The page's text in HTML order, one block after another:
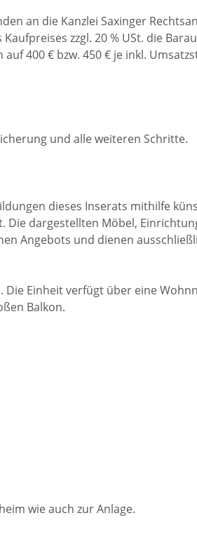
an die Kanzlei Saxinger
zzgl. 20 % USt. die
400 € bzw. 450 € je inkl.
und alle weiteren Schritte.
dieses Inserats mithilfe
dargestellten Möbel,
Angebots und dienen
Einheit verfügt über eine
Balkon.
wie auch zur Anlage.